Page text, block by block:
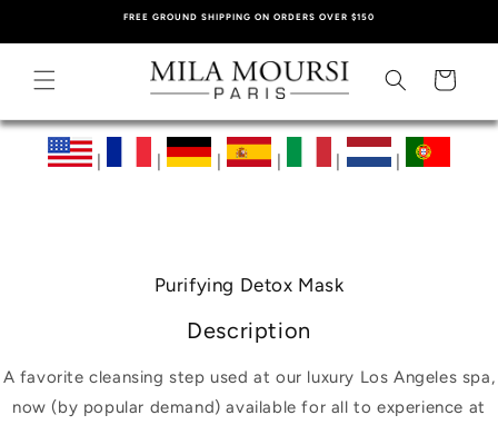
FREE GROUND SHIPPING ON ORDERS OVER $150
Cart
| | |
Purifying Detox Mask
Description
A favorite cleansing step used at our luxury Los Angeles spa,
now (by popular demand) available for all to experience at